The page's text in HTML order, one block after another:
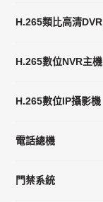
H.265類比高清DVR
H.265數位NVR主機
H.265數位IP攝影機
電話總機
門禁系統